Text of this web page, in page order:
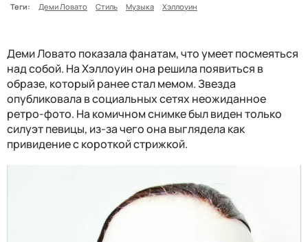
Теги:
Деми Ловато Стиль Музыка Хэллоуин
Деми Ловато показала фанатам, что умеет посмеяться
над собой. На Хэллоуин она решила появиться в
образе, который ранее стал мемом. Звезда
опубликовала в социальных сетях неожиданное
ретро-фото. На комичном снимке был виден только
силуэт певицы, из-за чего она выглядела как
привидение с короткой стрижкой.